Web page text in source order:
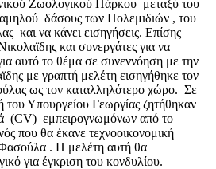
Ζωολογικού Πάρκου μεταξύ του
δάσους των Πολεμιδιών , του
και να κάνει εισηγήσεις. Επίσης
και συνεργάτες για να
αυτό το θέμα σε συνεννόηση με την
με γραπτή μελέτη εισηγήθηκε τον
ως τον καταλληλότερο χώρο. Σε
του Υπουργείου Γεωργίας ζητήθηκαν
(CV) εμπειρογνωμόνων από το
που θα έκανε τεχνοοικονομική
. Η μελέτη αυτή θα
για έγκριση του κονδυλίου.